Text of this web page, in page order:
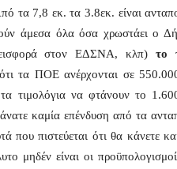
τα 7,8 εκ. τα 3.8εκ. είναι
άμεσα όλα όσα χρωστάει ο
εισφορά στον ΕΔΣΝΑ, κλπ) το
τα ΠΟΕ ανέρχονται σε
τιμολόγια να φτάνουν το
καμία επένδυση από τα
που πιστεύεται ότι θα κάνετε
μηδέν είναι οι